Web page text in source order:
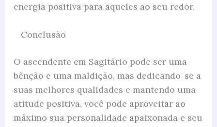
energia positiva para aqueles ao seu redor.
Conclusão
O ascendente em Sagitário pode ser uma
bênção e uma maldição, mas dedicando-se a
suas melhores qualidades e mantendo uma
atitude positiva, você pode aproveitar ao
máximo sua personalidade apaixonada e seu